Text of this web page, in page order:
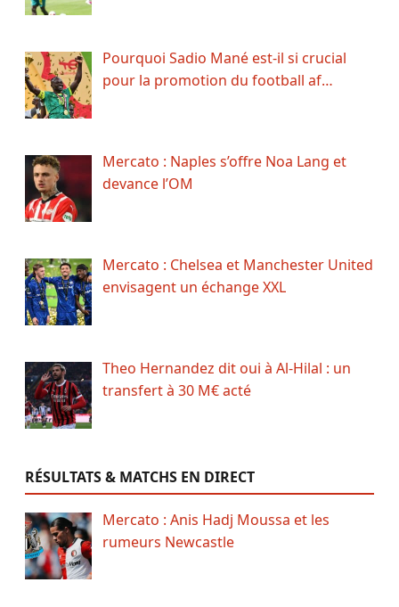
Pourquoi Sadio Mané est-il si crucial
pour la promotion du football af…
Mercato : Naples s’offre Noa Lang et
devance l’OM
Mercato : Chelsea et Manchester United
envisagent un échange XXL
Theo Hernandez dit oui à Al-Hilal : un
transfert à 30 M€ acté
RÉSULTATS & MATCHS EN DIRECT
Mercato : Anis Hadj Moussa et les
rumeurs Newcastle